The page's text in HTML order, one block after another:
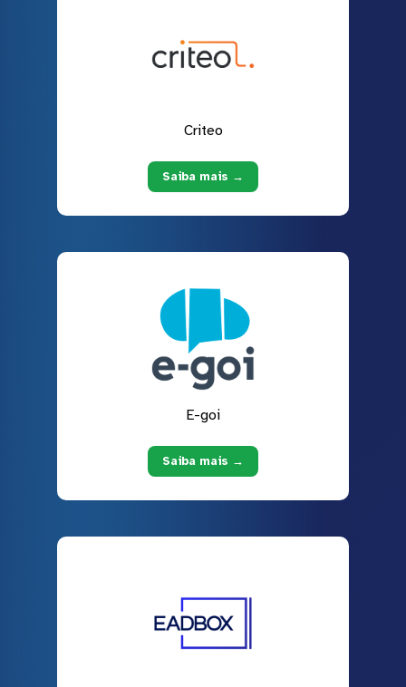
Criteo
Saiba mais →
E-goi
Saiba mais →